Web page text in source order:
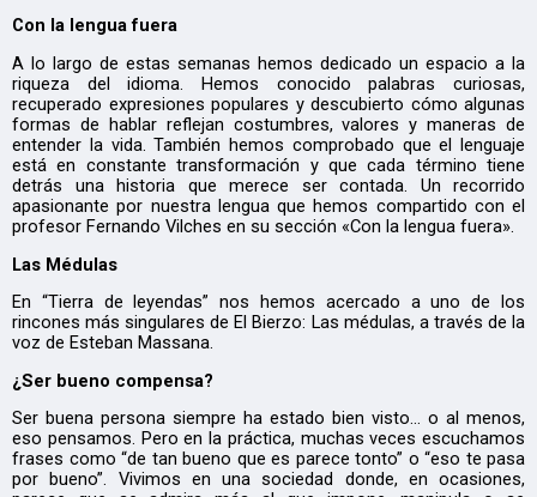
Con la lengua fuera
A lo largo de estas semanas hemos dedicado un espacio a la
riqueza del idioma. Hemos conocido palabras curiosas,
recuperado expresiones populares y descubierto cómo algunas
formas de hablar reflejan costumbres, valores y maneras de
entender la vida. También hemos comprobado que el lenguaje
está en constante transformación y que cada término tiene
detrás una historia que merece ser contada. Un recorrido
apasionante por nuestra lengua que hemos compartido con el
profesor Fernando Vilches en su sección «Con la lengua fuera».
Las Médulas
En “Tierra de leyendas” nos hemos acercado a uno de los
rincones más singulares de El Bierzo: Las médulas, a través de la
voz de Esteban Massana.
¿Ser bueno compensa?
Ser buena persona siempre ha estado bien visto… o al menos,
eso pensamos. Pero en la práctica, muchas veces escuchamos
frases como “de tan bueno que es parece tonto” o “eso te pasa
por bueno”. Vivimos en una sociedad donde, en ocasiones,